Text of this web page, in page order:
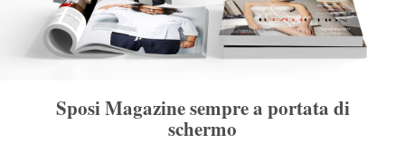
Sposi Magazine sempre a portata di
schermo